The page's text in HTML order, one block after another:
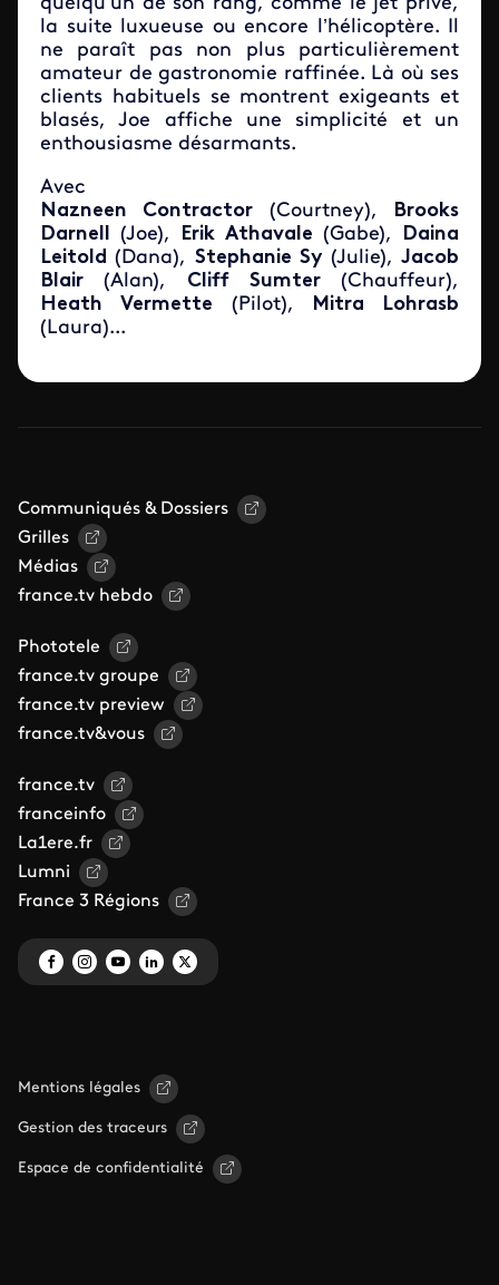
la suite luxueuse ou encore l’hélicoptère. Il
ne paraît pas non plus particulièrement
amateur de gastronomie raffinée. Là où ses
clients habituels se montrent exigeants et
blasés, Joe affiche une simplicité et un
enthousiasme désarmants.
Avec
Nazneen
Contractor (Courtney),
Brooks
Darnell (Joe), Erik Athavale (Gabe),
Daina
Leitold (Dana), Stephanie Sy(Julie),Jacob
Blair (Alan), Cliff Sumter(Chauffeur),
Heath
Vermette (Pilot), Mitra
Lohrasb
(Laura)...
Communiqués & Dossiers
Grilles
Médias
france.tv hebdo
Phototele
france.tv groupe
france.tv preview
france.tv&vous
france.tv
franceinfo
La1ere.fr
Lumni
France 3 Régions
Mentions légales
Gestion des traceurs
Espace de confidentialité